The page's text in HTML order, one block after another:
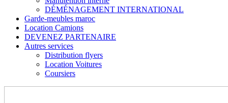
DÉMÉNAGEMENT INTERNATIONAL
Garde-meubles maroc
Location Camions
DEVENEZ PARTENAIRE
Autres services
Distribution flyers
Location Voitures
Coursiers